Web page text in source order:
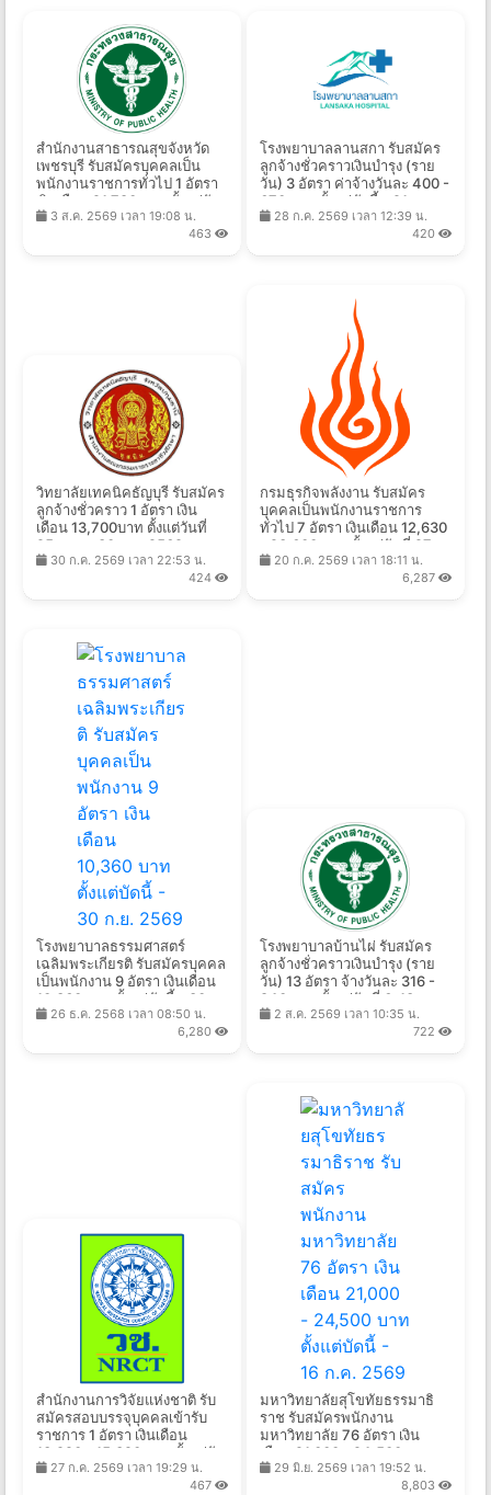
สํานักงานสาธารณสุขจังหวัด
เพชรบุรี รับสมัครบุคคลเป็น
พนักงานราชการทั่วไป 1 อัตรา
เงินเดือน 21,780 บาท ตั้งแต่วัน
ที่ 10 - 17 ส.ค. 2569
3 ส.ค. 2569 เวลา 19:08 น.
463
โรงพยาบาลลานสกา รับสมัคร
ลูกจ้างชั่วคราวเงินบํารุง (ราย
วัน) 3 อัตรา ค่าจ้างวันละ 400 -
670 บาท ตั้งแต่บัดนี้ - 21 ส.ค.
2569
28 ก.ค. 2569 เวลา 12:39 น.
420
วิทยาลัยเทคนิคธัญบุรี รับสมัคร
ลูกจ้างชั่วคราว 1 อัตรา เงิน
เดือน 13,700บาท ตั้งแต่วันที่
25 ส.ค. - 30 ก.ย. 2569
30 ก.ค. 2569 เวลา 22:53 น.
424
กรมธุรกิจพลังงาน รับสมัคร
บุคคลเป็นพนักงานราชการ
ทั่วไป 7 อัตรา เงินเดือน 12,630
- 23,600 บาท ตั้งแต่วันที่ 27
ก.ค. - 24 ส.ค. 2569
20 ก.ค. 2569 เวลา 18:11 น.
6,287
โรงพยาบาลธรรมศาสตร์
เฉลิมพระเกียรติ รับสมัครบุคคล
เป็นพนักงาน 9 อัตรา เงินเดือน
10,360 บาท ตั้งแต่บัดนี้ - 30
ก.ย. 2569
26 ธ.ค. 2568 เวลา 08:50 น.
6,280
โรงพยาบาลบ้านไผ่ รับสมัคร
ลูกจ้างชั่วคราวเงินบำรุง (ราย
วัน) 13 อัตรา จ้างวันละ 316 -
840 บาท ตั้งแต่วันที่ 6-13 ส.ค.
2569
2 ส.ค. 2569 เวลา 10:35 น.
722
สำนักงานการวิจัยแห่งชาติ รับ
สมัครสอบบรรจุบุคคลเข้ารับ
ราชการ 1 อัตรา เงินเดือน
13,920 - 15,320 บาท ตั้งแต่วัน
ที่ 6 - 27 ส.ค. 2569
27 ก.ค. 2569 เวลา 19:29 น.
467
มหาวิทยาลัยสุโขทัยธรรมาธิ
ราช รับสมัครพนักงาน
มหาวิทยาลัย 76 อัตรา เงิน
เดือน 21,000 - 24,500 บาท
ตั้งแต่บัดนี้ - 16 ก.ค. 2569
29 มิ.ย. 2569 เวลา 19:52 น.
8,803